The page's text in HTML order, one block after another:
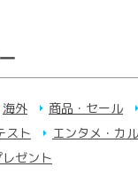
海外 商品・セール
スト
エンタメ・カ
レゼント